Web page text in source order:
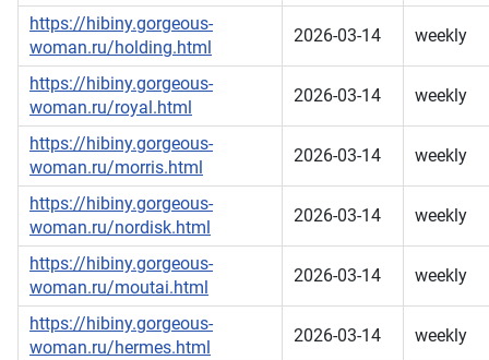
https://hibiny.gorgeous-
woman.ru/holding.html
2026-03-14 weekly
https://hibiny.gorgeous-
woman.ru/royal.html
2026-03-14 weekly
https://hibiny.gorgeous-
woman.ru/morris.html
2026-03-14 weekly
https://hibiny.gorgeous-
woman.ru/nordisk.html
2026-03-14 weekly
https://hibiny.gorgeous-
woman.ru/moutai.html
2026-03-14 weekly
https://hibiny.gorgeous-
woman.ru/hermes.html
2026-03-14 weekly